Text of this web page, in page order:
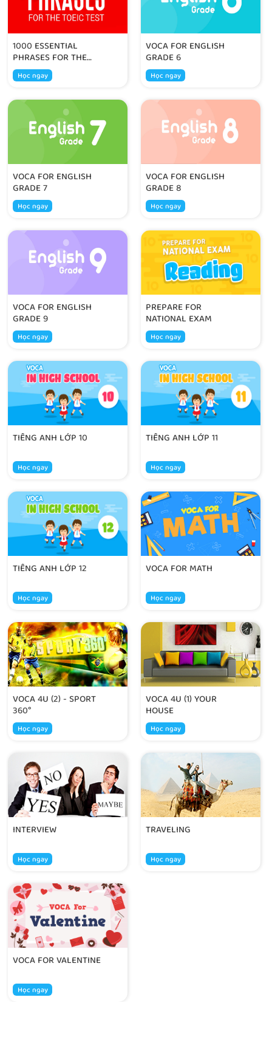
1000 ESSENTIAL
PHRASES FOR THE
TOEIC TEST
Học ngay
VOCA FOR ENGLISH
GRADE 6
Học ngay
VOCA FOR ENGLISH
GRADE 7
Học ngay
VOCA FOR ENGLISH
GRADE 8
Học ngay
VOCA FOR ENGLISH
GRADE 9
Học ngay
PREPARE FOR
NATIONAL EXAM
Học ngay
TIẾNG ANH LỚP 10
Học ngay
TIẾNG ANH LỚP 11
Học ngay
TIẾNG ANH LỚP 12
Học ngay
VOCA FOR MATH
Học ngay
VOCA 4U (2) - SPORT
360°
Học ngay
VOCA 4U (1) YOUR
HOUSE
Học ngay
INTERVIEW
Học ngay
TRAVELING
Học ngay
VOCA FOR VALENTINE
Học ngay